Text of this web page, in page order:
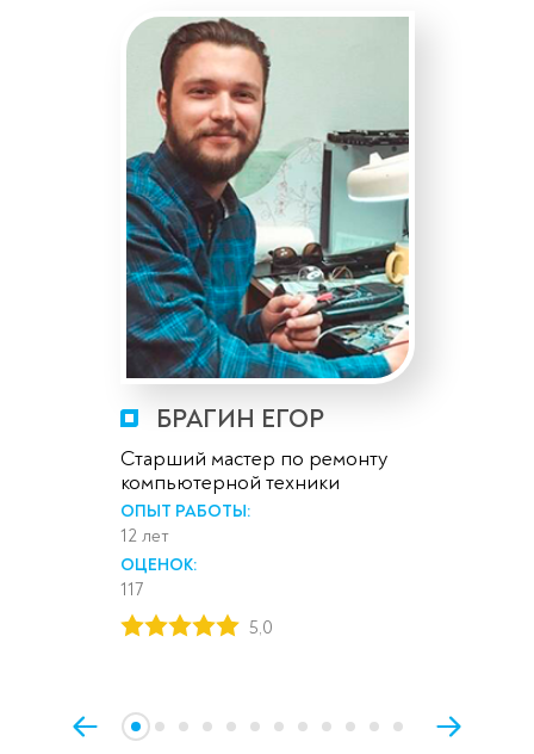
БРАГИН ЕГОР
Старший мастер по ремонту
компьютерной техники
ОПЫТ РАБОТЫ:
12 лет
ОЦЕНОК:
117
5,0